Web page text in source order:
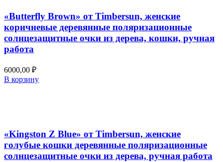
«Butterfly Brown» от Timbersun, женские
коричневые деревянные поляризационные
солнцезащитные очки из дерева, кошки, ручная
работа
6000,00 ₽
В корзину
«Kingston Z Blue» от Timbersun, женские
голубые кошки деревянные поляризационные
солнцезащитные очки из дерева, ручная работа